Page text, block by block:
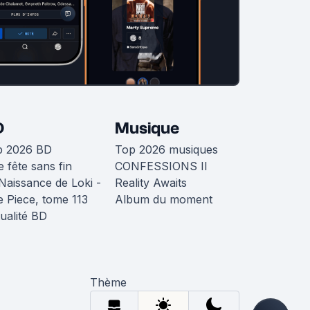
2026 BD
fête sans fin
de Loki -
Piece, tome 113
BD
Musique
Top 2026 musiques
CONFESSIONS II
Reality Awaits
Album du moment
Thème